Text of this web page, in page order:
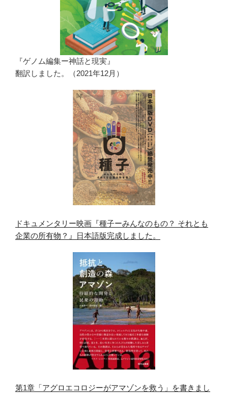
『ゲノム編集ー神話と現実』
翻訳しました。（2021年12月）
ドキュメンタリー映画『種子ーみんなのもの？ それとも
企業の所有物？』日本語版完成しました。
第1章「アグロエコロジーがアマゾンを救う」を書きまし